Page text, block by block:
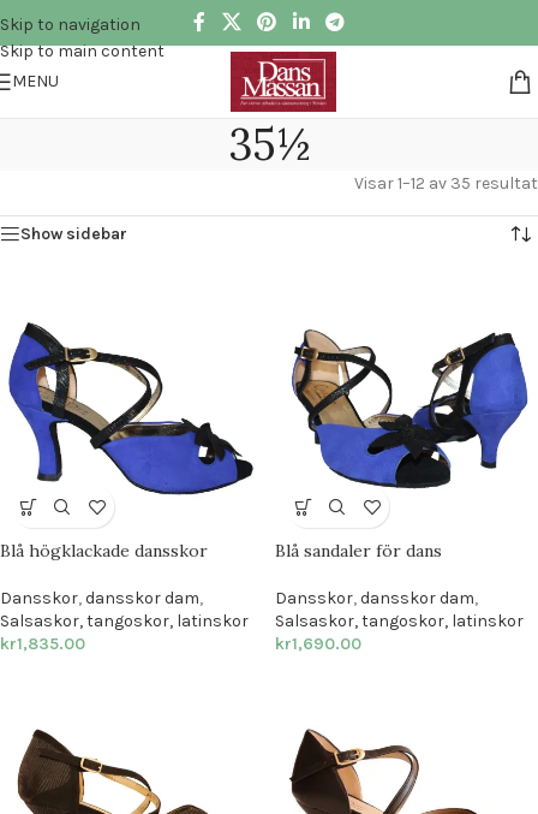
Skip to navigation
Skip to main content
MENU
35½
Visar 1–12 av 35 resultat
Show sidebar
Blå högklackade dansskor
Dansskor,dansskor dam,
Salsaskor, tangoskor, latinskor
kr1,835.00
Blå sandaler för dans
Dansskor,dansskor dam,
Salsaskor, tangoskor, latinskor
kr1,690.00